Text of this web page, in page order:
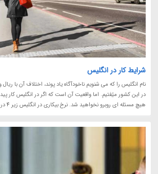
شرایط کار در انگلیس
نام انگلیس را که می شنویم ناخودآگاه یاد پوند، اختلاف آن با
در این کشور میُفتیم. اما واقعیت آن است که اگر در انگلیس کار
هیچ مسئله ای روبرو نخواهید شد. نرخ بیکاری در انگلیس زیر 4 درصد است و این یعنی...